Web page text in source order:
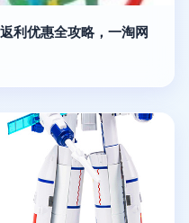
利优惠全攻略，一淘网